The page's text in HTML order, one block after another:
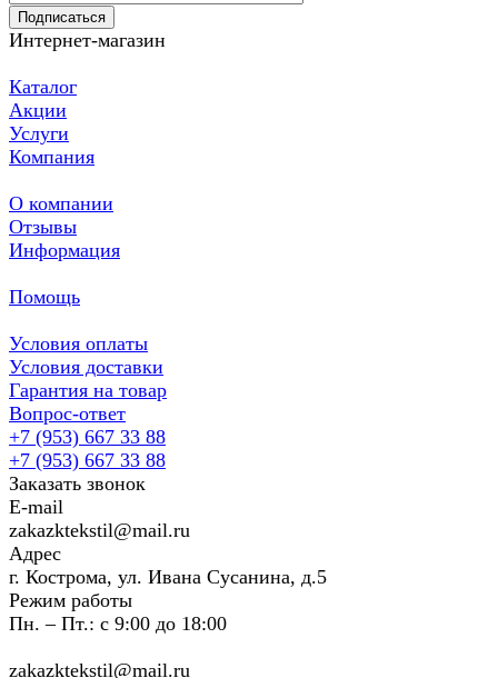
Подписаться
Интернет-магазин
Каталог
Акции
Услуги
Компания
О компании
Отзывы
Информация
Помощь
Условия оплаты
Условия доставки
Гарантия на товар
Вопрос-ответ
+7 (953) 667 33 88
+7 (953) 667 33 88
Заказать звонок
E-mail
zakazktekstil@mail.ru
Адрес
г. Кострома, ул. Ивана Сусанина, д.5
Режим работы
Пн. – Пт.: с 9:00 до 18:00
zakazktekstil@mail.ru